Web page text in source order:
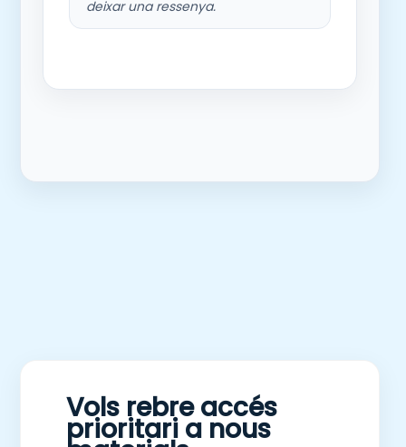
deixar una ressenya.
Vols rebre accés
prioritari a nous